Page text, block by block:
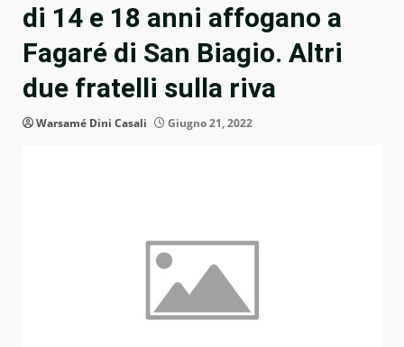
di 14 e 18 anni affogano a
Fagaré di San Biagio. Altri
due fratelli sulla riva
Warsamé Dini Casali Giugno 21, 2022